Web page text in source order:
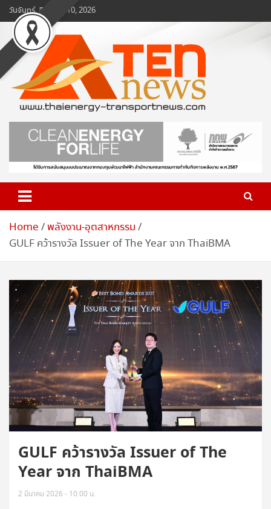
Skip
to
content
วันจันทร์, สิงหาคม 10, 2026
www.ten-news.com
ข่าวพลังงานและคมนาคม
Home พลังงาน-อุตสาหกรรม
GULF คว้ารางวัล Issuer of The Year จาก ThaiBMA
GULF คว้ารางวัล Issuer of The
Year จาก ThaiBMA
2 มีนาคม 2026 - 10:00 น.